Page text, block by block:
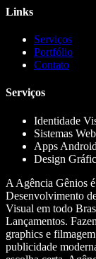
Links
Serviços
Portfólio
Contato
Serviços
Identidade
Sistemas Web
Apps
Design
A Agência Gênios
Desenvolvimento
Visual em todo
Lançamentos.
graphics e
publicidade